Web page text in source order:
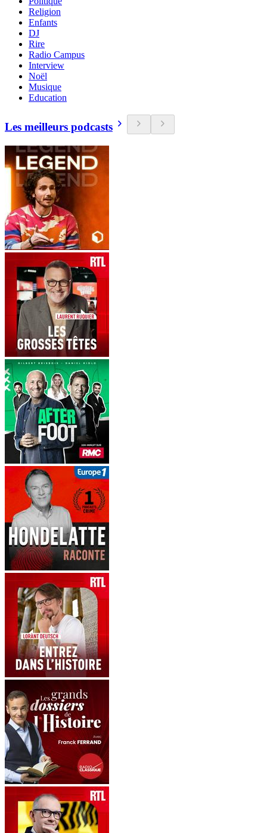
Religion
Enfants
DJ
Rire
Radio Campus
Interview
Noël
Musique
Education
Les meilleurs podcasts